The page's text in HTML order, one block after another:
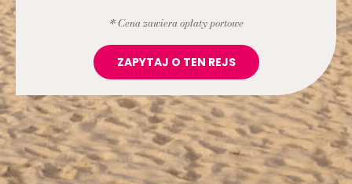
* Cena zawiera opłaty portowe
ZAPYTAJ O TEN REJS